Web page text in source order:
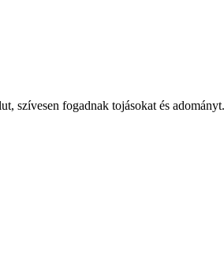
szívesen fogadnak tojásokat és adományt.